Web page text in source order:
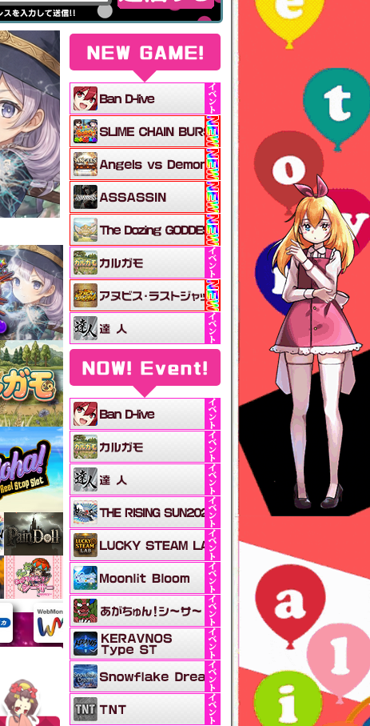
NEW GAME!
NOW! Event!